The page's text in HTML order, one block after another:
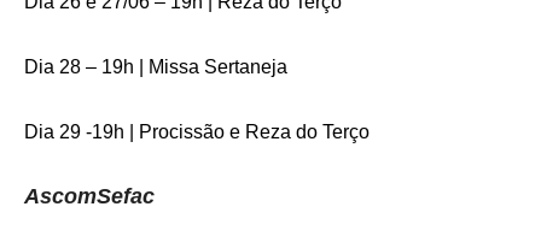
Dia 28 – 19h | Missa Sertaneja
Dia 29 -19h | Procissão e Reza do Terço
AscomSefac